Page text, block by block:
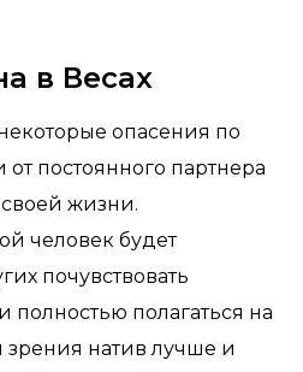
в Весах
опасения по
постоянного партнера
жизни.
человек будет
почувствовать
полностью полагаться на
зрения натив лучше и